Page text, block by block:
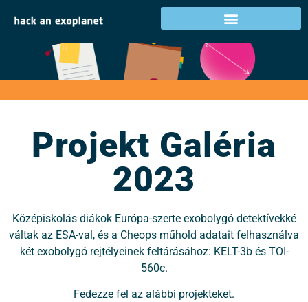
Projekt Galéria 2023
Projekt Galéria
2023
Középiskolás diákok Európa-szerte exobolygó detektívekké
váltak az ESA-val, és a Cheops műhold adatait felhasználva
két exobolygó rejtélyeinek feltárásához: KELT-3b és TOI-
560c.
Fedezze fel az alábbi projekteket.